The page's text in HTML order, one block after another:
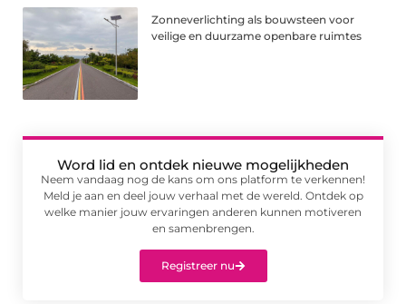
Zonneverlichting als bouwsteen voor
veilige en duurzame openbare ruimtes
Word lid en ontdek nieuwe mogelijkheden
Neem vandaag nog de kans om ons platform te verkennen!
Meld je aan en deel jouw verhaal met de wereld. Ontdek op
welke manier jouw ervaringen anderen kunnen motiveren
en samenbrengen.
Registreer nu